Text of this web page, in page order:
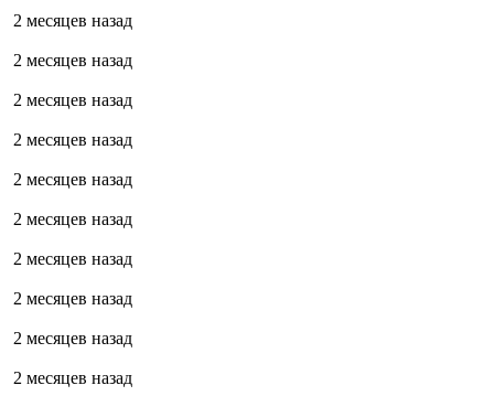
2 месяцев назад
2 месяцев назад
2 месяцев назад
2 месяцев назад
2 месяцев назад
2 месяцев назад
2 месяцев назад
2 месяцев назад
2 месяцев назад
2 месяцев назад